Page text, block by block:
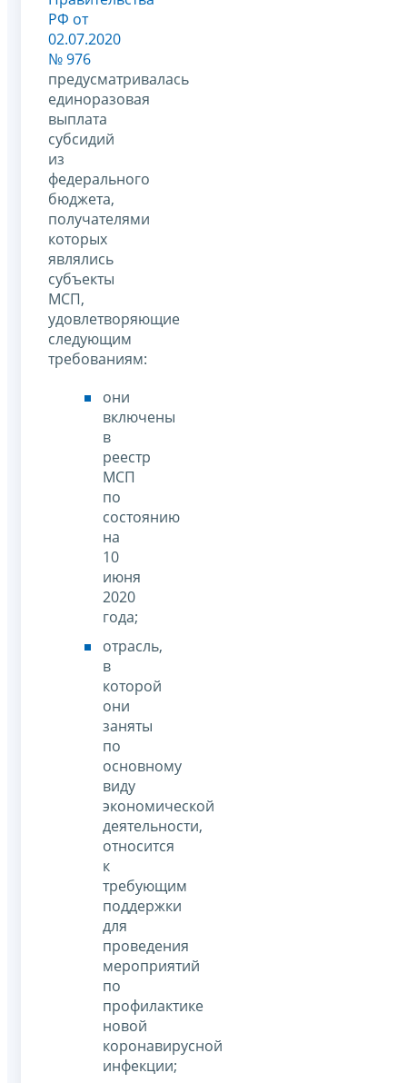
РФ от
02.07.2020
№ 976
предусматривалась
единоразовая
выплата
субсидий
из
федерального
бюджета,
получателями
которых
являлись
субъекты
МСП,
удовлетворяющие
следующим
требованиям:
они
включены
в
реестр
МСП
по
состоянию
на
10
июня
2020
года;
отрасль,
в
которой
они
заняты
по
основному
виду
экономической
деятельности,
относится
к
требующим
поддержки
для
проведения
мероприятий
по
профилактике
новой
коронавирусной
инфекции;